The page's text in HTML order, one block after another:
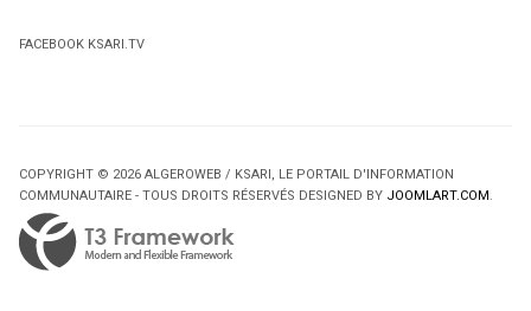
FACEBOOK KSARI.TV
COPYRIGHT © 2026 ALGEROWEB / KSARI, LE PORTAIL D'INFORMATION
COMMUNAUTAIRE - TOUS DROITS RÉSERVÉS DESIGNED BY JOOMLART.COM.